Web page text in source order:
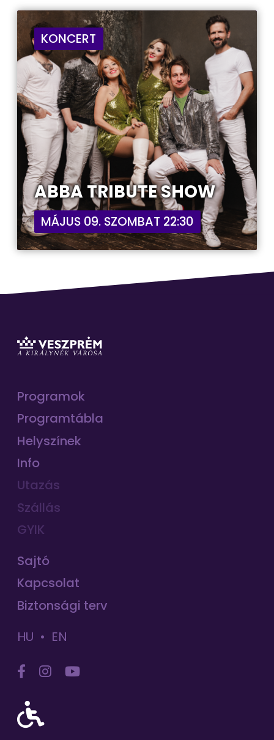
KONCERT
ABBA TRIBUTE SHOW
MÁJUS 09. SZOMBAT 22:30
Programok
Programtábla
Helyszínek
Info
Utazás
Szállás
GYIK
Sajtó
Kapcsolat
Biztonsági terv
HU
EN